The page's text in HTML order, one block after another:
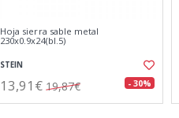
Hoja sierra sable metal
230x0.9x24(bl.5)
STEIN
13,91€ 19,87€ - 30%